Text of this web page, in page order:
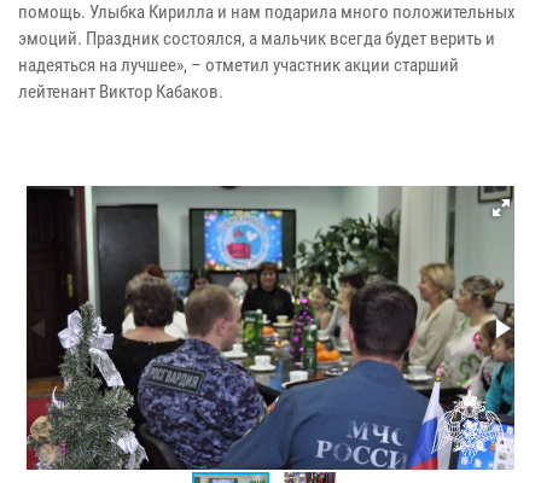
помощь. Улыбка Кирилла и нам подарила много положительных
эмоций. Праздник состоялся, а мальчик всегда будет верить и
надеяться на лучшее», – отметил участник акции старший
лейтенант Виктор Кабаков.